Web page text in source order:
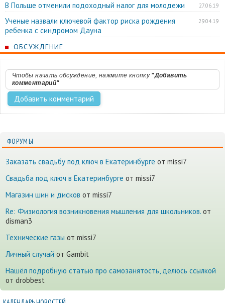
27.06.19
В Польше отменили подоходный налог для молодежи
29.04.19
Ученые назвали ключевой фактор риска рождения
ребенка с синдромом Дауна
ОБСУЖДЕНИЕ
Чтобы начать обсуждение, нажмите кнопку "Добавить
комментарий"
ФОРУМЫ
Заказать свадьбу под ключ в Екатеринбурге от missi7
Cвадьба под ключ в Екатеринбурге от missi7
Магазин шин и дисков от missi7
Re: Физиология возникновения мышления для школьников. от
disman3
Технические газы от missi7
Личный случай от Gambit
Нашёл подробную статью про самозанятость, делюсь ссылкой
от drobbest